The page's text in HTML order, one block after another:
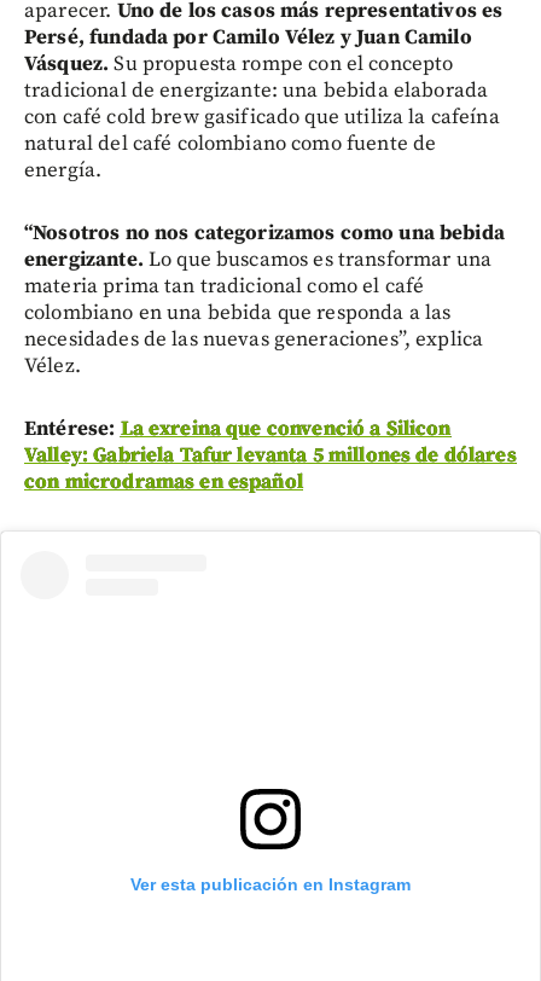
aparecer. Uno de los casos más representativos es
Persé, fundada por Camilo Vélez y Juan Camilo
Vásquez. Su propuesta rompe con el concepto
tradicional de energizante: una bebida elaborada
con café cold brew gasificado que utiliza la cafeína
natural del café colombiano como fuente de
energía.
“Nosotros no nos categorizamos como una bebida
energizante. Lo que buscamos es transformar una
materia prima tan tradicional como el café
colombiano en una bebida que responda a las
necesidades de las nuevas generaciones”, explica
Vélez.
Entérese: La exreina que convenció a Silicon
Valley: Gabriela Tafur levanta 5 millones de dólares
con microdramas en español
Ver esta publicación en Instagram